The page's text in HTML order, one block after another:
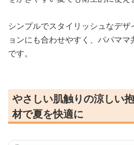
シンプルでスタイリッシュなデ
ョンにも合わせやすく、パパマ
です。
やさしい肌触りの涼しい
材で夏を快適に